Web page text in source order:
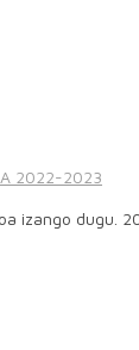
2022-2023
izango